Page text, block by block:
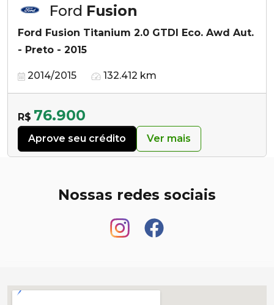
Ford Fusion
Ford Fusion Titanium 2.0 GTDI Eco. Awd Aut.
- Preto - 2015
2014/2015 132.412 km
R$ 76.900
Aprove seu crédito Ver mais
Nossas redes sociais